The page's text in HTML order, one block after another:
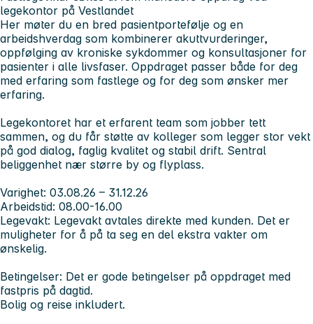
legekontor på Vestlandet
Her møter du en bred pasientportefølje og en
arbeidshverdag som kombinerer akuttvurderinger,
oppfølging av kroniske sykdommer og konsultasjoner for
pasienter i alle livsfaser. Oppdraget passer både for deg
med erfaring som fastlege og for deg som ønsker mer
erfaring.
Legekontoret har et erfarent team som jobber tett
sammen, og du får støtte av kolleger som legger stor vekt
på god dialog, faglig kvalitet og stabil drift. Sentral
beliggenhet nær større by og flyplass.
Varighet: 03.08.26 – 31.12.26
Arbeidstid: 08.00-16.00
Legevakt: Legevakt avtales direkte med kunden. Det er
muligheter for å på ta seg en del ekstra vakter om
ønskelig.
Betingelser: Det er gode betingelser på oppdraget med
fastpris på dagtid.
Bolig og reise inkludert.